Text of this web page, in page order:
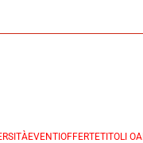
EVENTI OFFERTETITOLI OA